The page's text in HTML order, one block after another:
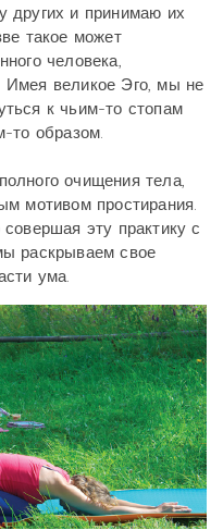
и принимаю их
такое может
человека,
великое Эго, мы не
к чьим-то стопам
то образом.
очищения тела,
мотивом простирания.
эту практику с
раскрываем свое
ума.